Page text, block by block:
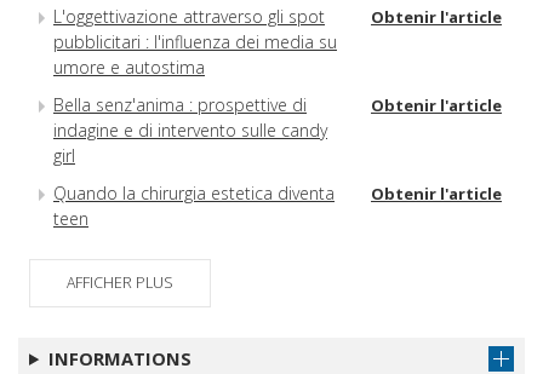
L'oggettivazione attraverso gli spot
pubblicitari : l'influenza dei media su
umore e autostima
Obtenir l'article
Bella senz'anima : prospettive di
indagine e di intervento sulle candy
girl
Obtenir l'article
Quando la chirurgia estetica diventa
teen
Obtenir l'article
Schede bibliografiche
Abstracts
AFFICHER PLUS
INFORMATIONS